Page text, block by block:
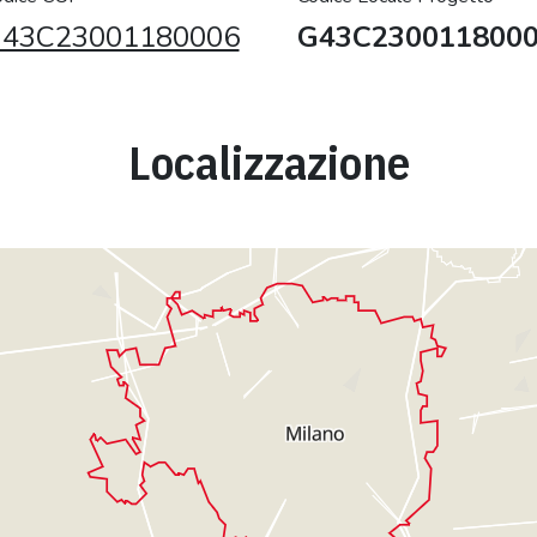
Localizzazione